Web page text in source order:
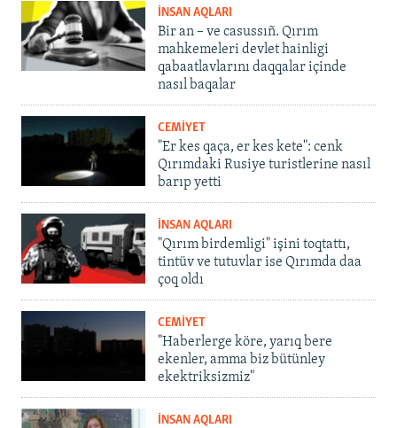
İNSAN AQLARI
Bir an – ve casussıñ. Qırım
mahkemeleri devlet hainligi
qabaatlavlarını daqqalar içinde
nasıl baqalar
CEMİYET
"Er kes qaça, er kes kete": cenk
Qırımdaki Rusiye turistlerine nasıl
barıp yetti
İNSAN AQLARI
"Qırım birdemligi" işini toqtattı,
tintüv ve tutuvlar ise Qırımda daa
çoq oldı
CEMİYET
"Haberlerge köre, yarıq bere
ekenler, amma biz bütünley
ekektriksizmiz"
İNSAN AQLARI